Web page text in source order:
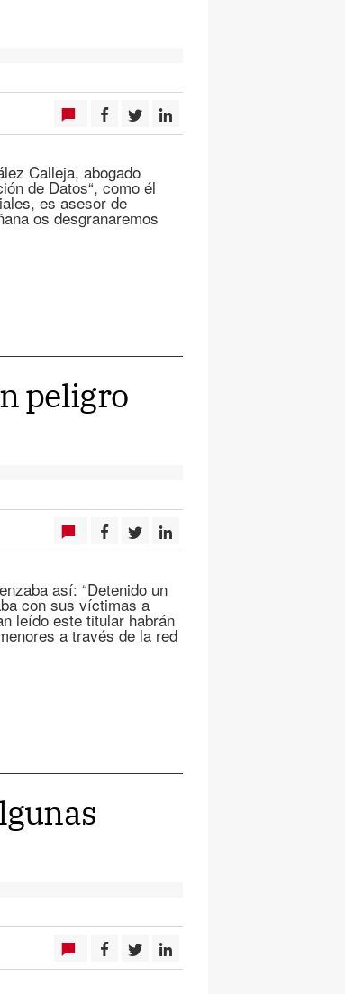
Calleja, abogado
de Datos“, como él
es asesor de
os desgranaremos
peligro
así: “Detenido un
con sus víctimas a
leído este titular habrán
a través de la red